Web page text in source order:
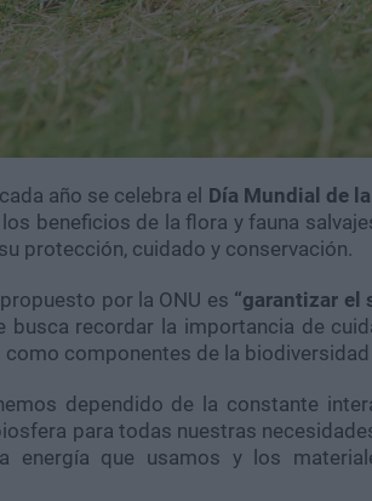
año se celebra el Día Mundial de
beneficios de la flora y fauna
protección, cuidado y conservación.
por la ONU es “garantizar el
busca recordar la importancia de
componentes de la
dependido de la constante
para todas nuestras
energía que usamos y los